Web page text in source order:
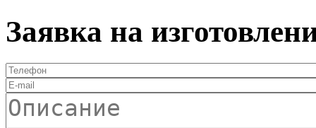
Заявка на
Телефон
E-mail
Описание